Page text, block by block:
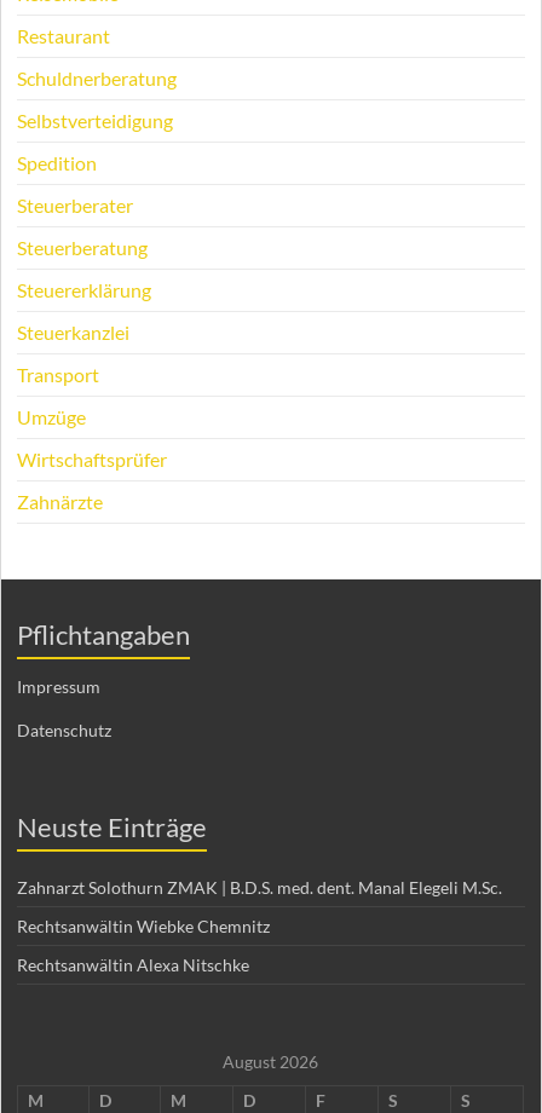
Restaurant
Schuldnerberatung
Selbstverteidigung
Spedition
Steuerberater
Steuerberatung
Steuererklärung
Steuerkanzlei
Transport
Umzüge
Wirtschaftsprüfer
Zahnärzte
Pflichtangaben
Impressum
Datenschutz
Neuste Einträge
Zahnarzt Solothurn ZMAK | B.D.S. med. dent. Manal Elegeli M.Sc.
Rechtsanwältin Wiebke Chemnitz
Rechtsanwältin Alexa Nitschke
August 2026
M
D M D F S
S